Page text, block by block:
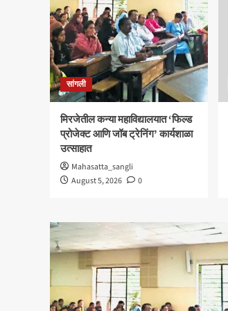
सांगली
मिरजेतील कन्या महाविद्यालयात ‘फिल्ड
प्रोजेक्ट आणि जॉब ट्रेनिंग’ कार्यशाळा
उत्साहात
Mahasatta_sangli
August 5, 2026
0